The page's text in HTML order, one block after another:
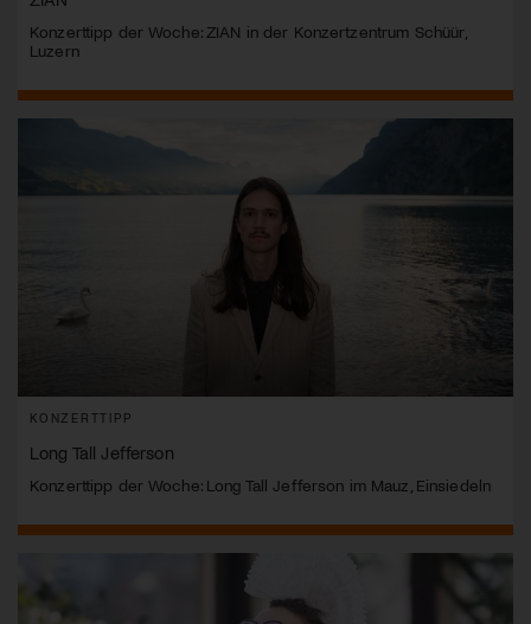
Konzerttipp der Woche: ZIAN in der Konzertzentrum Schüür,
Luzern
KONZERTTIPP
Long Tall Jefferson
Konzerttipp der Woche: Long Tall Jefferson im Mauz, Einsiedeln